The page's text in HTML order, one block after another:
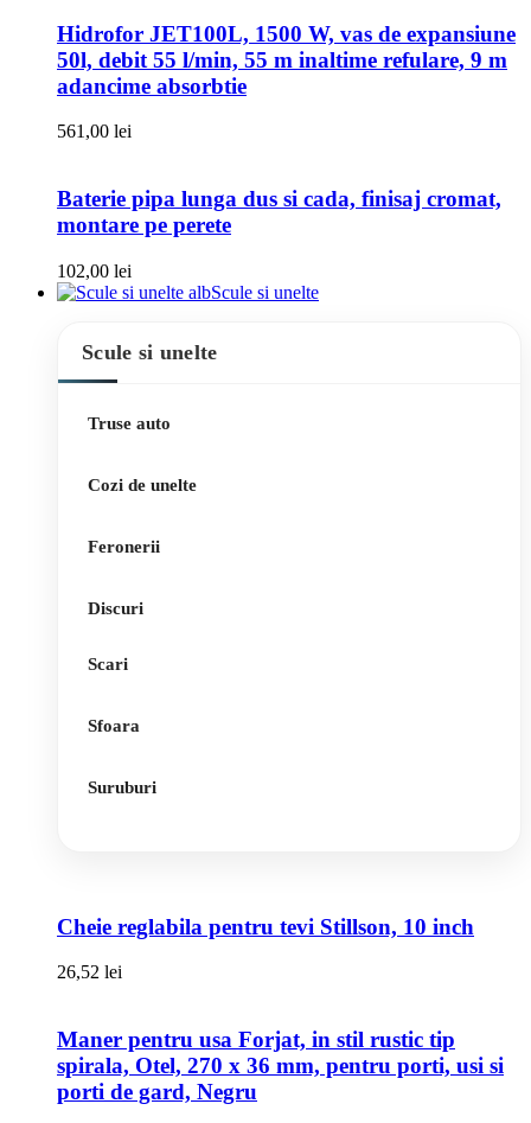
Hidrofor JET100L, 1500 W, vas de expansiune
50l, debit 55 l/min, 55 m inaltime refulare, 9 m
adancime absorbtie
561,00 lei
Baterie pipa lunga dus si cada, finisaj cromat,
montare pe perete
102,00 lei
Scule si unelte
Scule si unelte
Truse auto
Cozi de unelte
Feronerii
Discuri
Scari
Sfoara
Suruburi
Cheie reglabila pentru tevi Stillson, 10 inch
26,52 lei
Maner pentru usa Forjat, in stil rustic tip
spirala, Otel, 270 x 36 mm, pentru porti, usi si
porti de gard, Negru